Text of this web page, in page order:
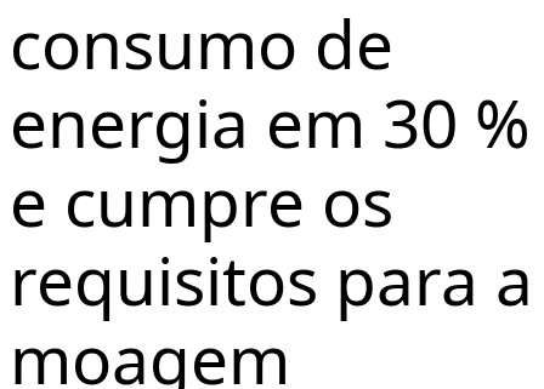
consumo de
energia em 30 %
e cumpre os
requisitos para a
moagem